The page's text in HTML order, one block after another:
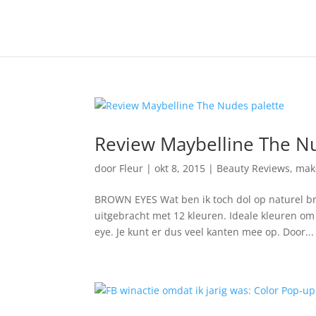
Review Maybelline The
door Fleur |okt 8, 2015 | Beauty Reviews,
BROWN EYES Wat ben ik toch dol op
uitgebracht met 12 kleuren. Ideale kleuren
eye. Je kunt er dus veel kanten mee op. Door...